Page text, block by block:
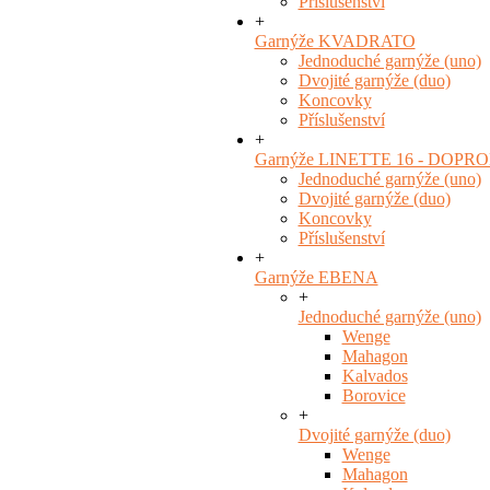
+
Garnýže KVADRATO
Jednoduché garnýže (uno)
Dvojité garnýže (duo)
Koncovky
Příslušenství
+
Garnýže LINETTE 16 -
Jednoduché garnýže (uno)
Dvojité garnýže (duo)
Koncovky
Příslušenství
+
Garnýže EBENA
+
Jednoduché garnýže (uno)
Wenge
Mahagon
Kalvados
Borovice
+
Dvojité garnýže (duo)
Wenge
Mahagon